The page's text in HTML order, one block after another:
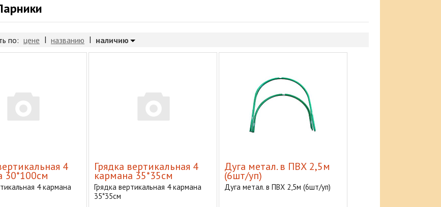
по: цене | названию | наличию
4
30*100см
4 кармана
Грядка вертикальная 4
кармана 35*35см
Грядка вертикальная 4 кармана
35*35см
Дуга метал. в ПВХ 2,5м
(6шт/уп)
Дуга метал. в ПВХ 2,5м (6шт/уп)